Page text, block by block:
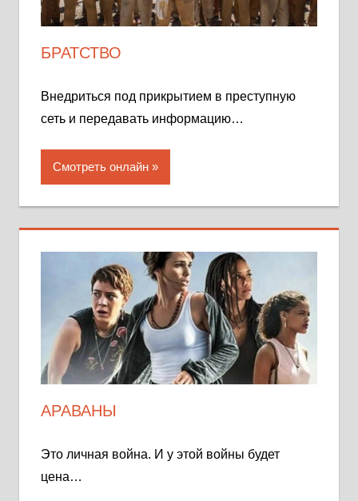
БРАТСТВО
Внедриться под прикрытием в преступную
сеть и передавать информацию…
Смотреть онлайн
АРАВАНЫ
Это личная война. И у этой войны будет
цена…